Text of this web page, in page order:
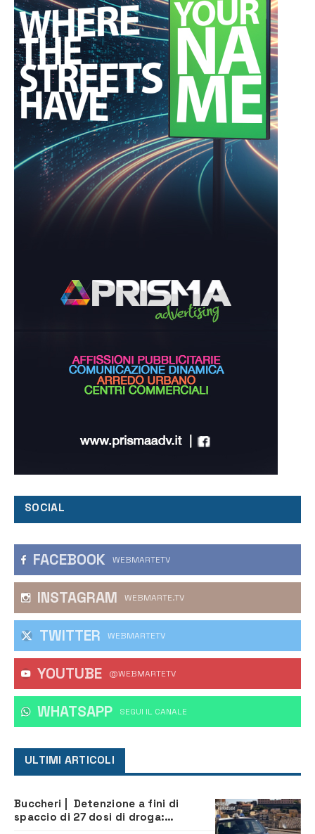
SOCIAL
FACEBOOK WEBMARTETV
INSTAGRAM WEBMARTE.TV
TWITTER WEBMARTETV
YOUTUBE @WEBMARTETV
WHATSAPP ‎SEGUI IL CANALE
ULTIMI ARTICOLI
Buccheri | Detenzione a fini di
spaccio di 27 dosi di droga: